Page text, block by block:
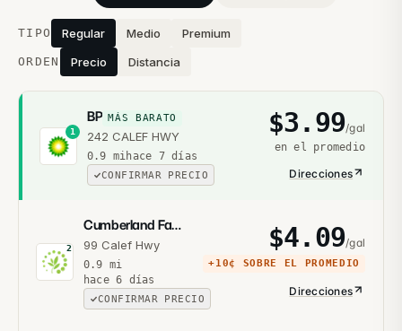
Estaciones cercanas
TIPO Regular Medio Premium
ORDEN Precio Distancia
1
BP MÁS BARATO
242 CALEF HWY
0.9 mihace 7 días
CONFIRMAR PRECIO
$3.99/gal
en el promedio
Direcciones
2
Cumberland Farms
99 Calef Hwy
0.9 mi
hace 6 días
CONFIRMAR PRECIO
$4.09/gal
+10¢ SOBRE EL PROMEDIO
Direcciones